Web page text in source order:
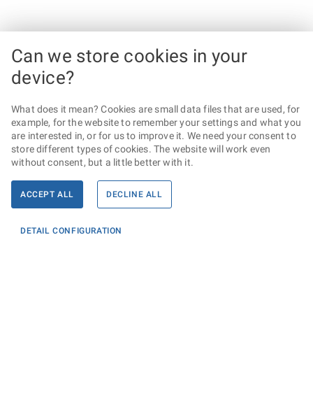
Can we store cookies in your
device?
What does it mean? Cookies are small data files that are used, for
example, for the website to remember your settings and what you
are interested in, or for us to improve it. We need your consent to
store different types of cookies. The website will work even
without consent, but a little better with it.
ACCEPT ALL DECLINE ALL
DETAIL CONFIGURATION